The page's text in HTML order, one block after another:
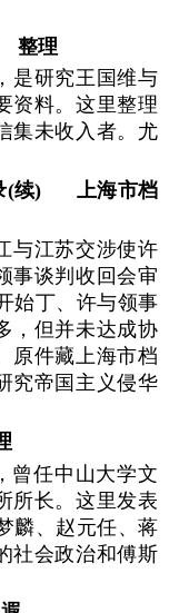
整理
研究王国维与
资料。这里整理
集未收入者。尤
(续) 上海市档
江苏交涉使许
事谈判收回会审
始丁、许与领事
，但并未达成协
原件藏上海市档
究帝国主义侵华
任中山大学文
所长。这里发表
麟、赵元任、蒋
社会政治和傅斯